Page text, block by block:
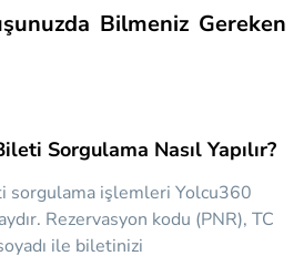
Bilmeniz Gereken
Sorgulama Nasıl Yapılır?
sorgulama işlemleri Yolcu360
Rezervasyon kodu (PNR), TC
ile biletinizi